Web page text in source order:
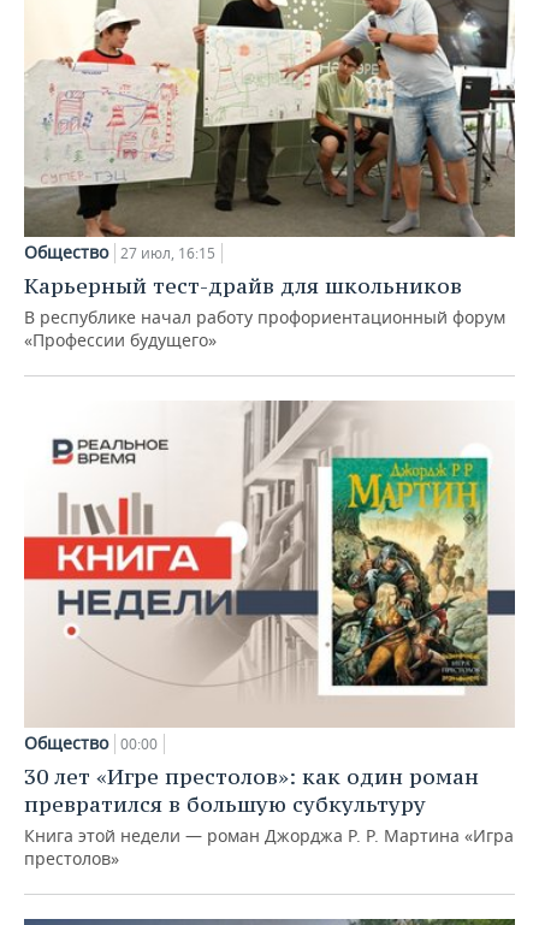
Общество 27 июл, 16:15
Карьерный тест-драйв для школьников
В республике начал работу профориентационный форум
«Профессии будущего»
Общество 00:00
30 лет «Игре престолов»: как один роман
превратился в большую субкультуру
Книга этой недели — роман Джорджа Р. Р. Мартина «Игра
престолов»